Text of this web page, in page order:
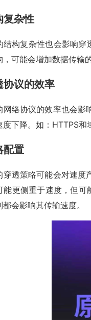
复杂性
结构复杂性也会影响
可能会增加数据传输
协议的效率
网络协议的效率也会影
下降。如：HTTPS和
配置
穿透策略可能会对速度
能更侧重于速度，但
会影响其传输速度。